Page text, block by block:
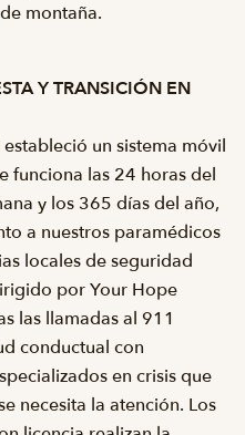
montaña.
Y TRANSICIÓN EN
un sistema móvil
funciona las 24 horas del
y los 365 días del año,
a nuestros paramédicos
locales de seguridad
por Your Hope
las llamadas al 911
conductual con
en crisis que
necesita la atención. Los